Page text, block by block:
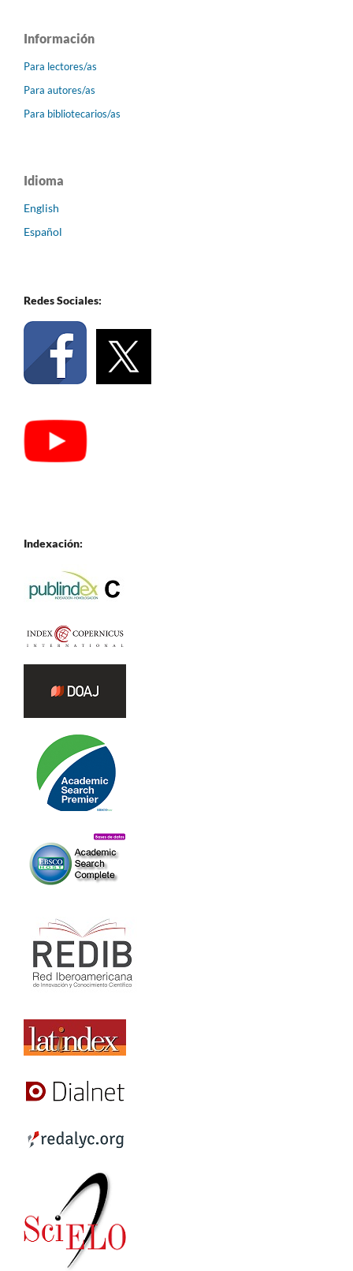
Información
Para lectores/as
Para autores/as
Para bibliotecarios/as
Idioma
English
Español
Redes Sociales:
Indexación: